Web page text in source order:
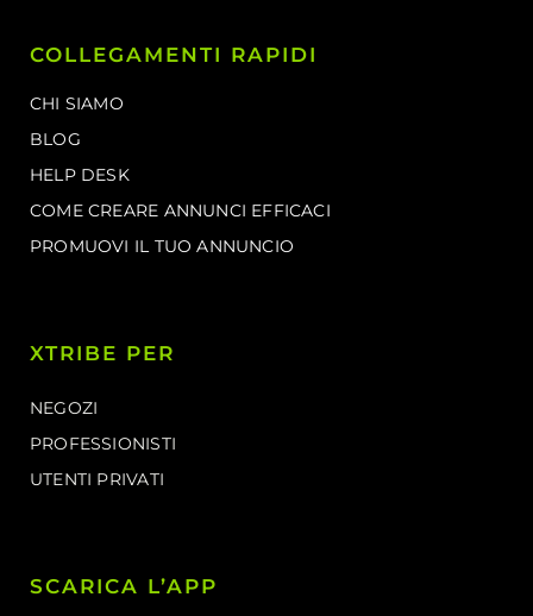
COLLEGAMENTI RAPIDI
CHI SIAMO
BLOG
HELP DESK
COME CREARE ANNUNCI EFFICACI
PROMUOVI IL TUO ANNUNCIO
XTRIBE PER
NEGOZI
PROFESSIONISTI
UTENTI PRIVATI
SCARICA L’APP